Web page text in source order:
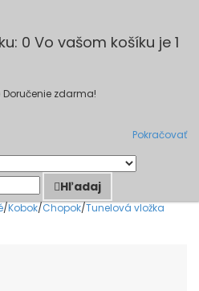
0 Vo vašom košíku je 1
Doručenie zdarma!
Pokračovať
Hľadaj
/Kobok/Chopok/Tunelová vložka